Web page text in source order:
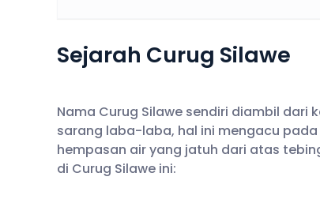
Sejarah Curug Silawe
Nama Curug Silawe sendiri diambil dari
sarang laba-laba, hal ini mengacu
hempasan air yang jatuh dari atas
di Curug Silawe ini: